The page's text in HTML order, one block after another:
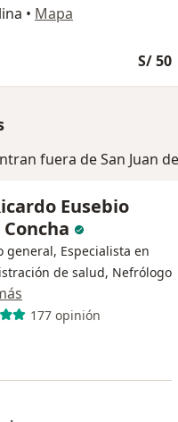
• Mapa
S/ 50
fuera de San Juan
Eusebio
Concha
general, Especialista en
de salud, Nefrólogo
177 opinión